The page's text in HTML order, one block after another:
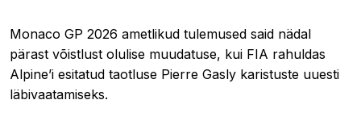
Monaco GP 2026 ametlikud tulemused said nädal
pärast võistlust olulise muudatuse, kui FIA rahuldas
Alpine’i esitatud taotluse Pierre Gasly karistuste uuesti
läbivaatamiseks.